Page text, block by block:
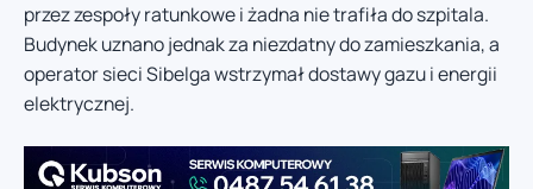
przez zespoły ratunkowe i żadna nie trafiła do szpitala.
Budynek uznano jednak za niezdatny do zamieszkania, a
operator sieci Sibelga wstrzymał dostawy gazu i energii
elektrycznej.